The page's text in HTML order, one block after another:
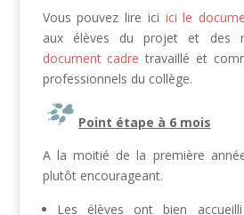
Vous pouvez lire ici ici le
aux élèves du projet et des
document cadre travaillé et
professionnels du collège.
Point étape à 6 mois
A la moitié de la première
plutôt encourageant.
Les élèves ont bien